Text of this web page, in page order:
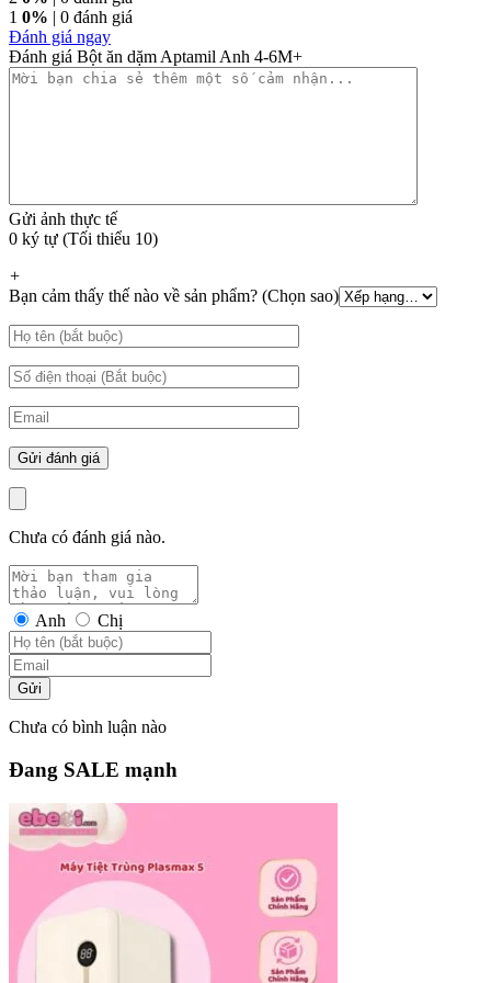
1 0% | 0 đánh giá
Đánh giá ngay
Đánh giá Bột ăn dặm Aptamil Anh 4-6M+
Gửi ảnh thực tế
0 ký tự (Tối thiểu 10)
+
Bạn cảm thấy thế nào về sản phẩm? (Chọn sao)
Chưa có đánh giá nào.
Anh Chị
Gửi
Chưa có bình luận nào
Đang SALE mạnh